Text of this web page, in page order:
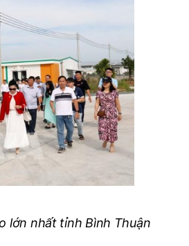
lớn nhất tỉnh Bình Thuận